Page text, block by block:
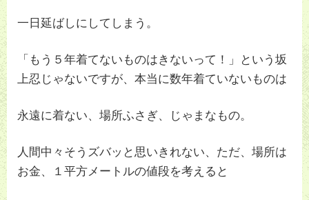
一日延ばしにしてしまう。
「もう５年着てないものはきないって！」という坂
上忍じゃないですが、本当に数年着ていないものは
永遠に着ない、場所ふさぎ、じゃまなもの。
人間中々そうズバッと思いきれない、ただ、場所は
お金、１平方メートルの値段を考えると